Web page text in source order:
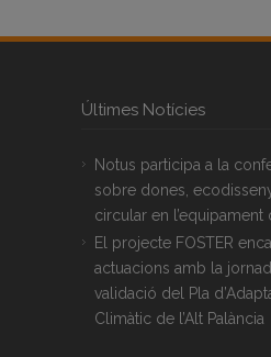
Últimes Notícies
Notus participa a la
sobre dones,
circular en l’equipament
El projecte FOSTER
actuacions amb la
validació del Pla
Climàtic de l’Alt Palància